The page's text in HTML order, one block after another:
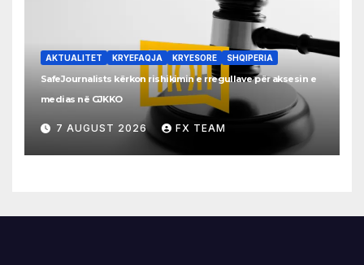
AKTUALITET KRYEFAQJA KRYESORE SHQIPERIA
SafeJournalists kërkon rishikimin e rregullave për aksesin e
medias në GJKKO
7 AUGUST 2026 FX TEAM